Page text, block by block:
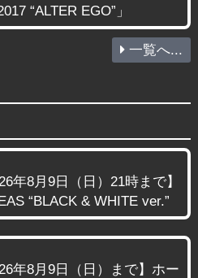
“ALTER EGO”」
一覧へ...
年8月9日（日）21時まで】
“BLACK & WHITE ver.”
年8月9日（日）まで】ホー